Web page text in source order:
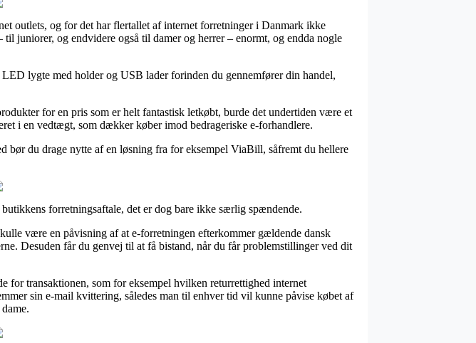
outlets, og for det har flertallet af internet forretninger i Danmark ikke
juniorer, og endvidere også til damer og herrer – enormt, og endda nogle
lygte med holder og USB lader forinden du gennemfører din handel,
for en pris som er helt fantastisk letkøbt, burde det undertiden være et
i en vedtægt, som dækker køber imod bedrageriske e-forhandlere.
du drage nytte af en løsning fra for eksempel ViaBill, såfremt du hellere
forretningsaftale, det er dog bare ikke særlig spændende.
være en påvisning af at e-forretningen efterkommer gældende dansk
Desuden får du genvej til at få bistand, når du får problemstillinger ved dit
for transaktionen, som for eksempel hvilken returrettighed internet
sin e-mail kvittering, således man til enhver tid vil kunne påvise købet af